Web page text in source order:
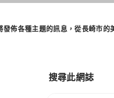
佈各種主題的訊息，從長崎市的
搜尋此網誌